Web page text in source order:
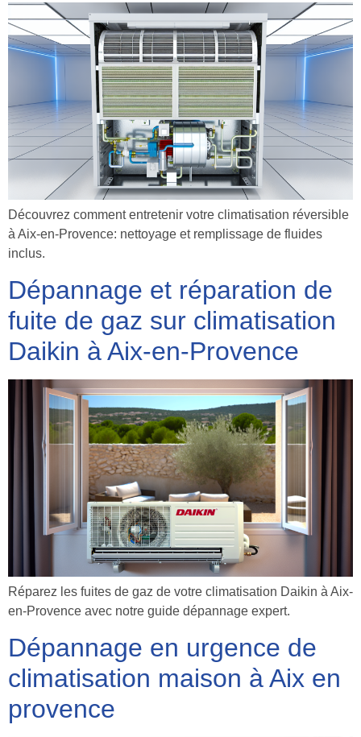
Découvrez comment entretenir votre climatisation réversible
à Aix-en-Provence: nettoyage et remplissage de fluides
inclus.
Dépannage et réparation de
fuite de gaz sur climatisation
Daikin à Aix-en-Provence
Réparez les fuites de gaz de votre climatisation Daikin à Aix-
en-Provence avec notre guide dépannage expert.
Dépannage en urgence de
climatisation maison à Aix en
provence